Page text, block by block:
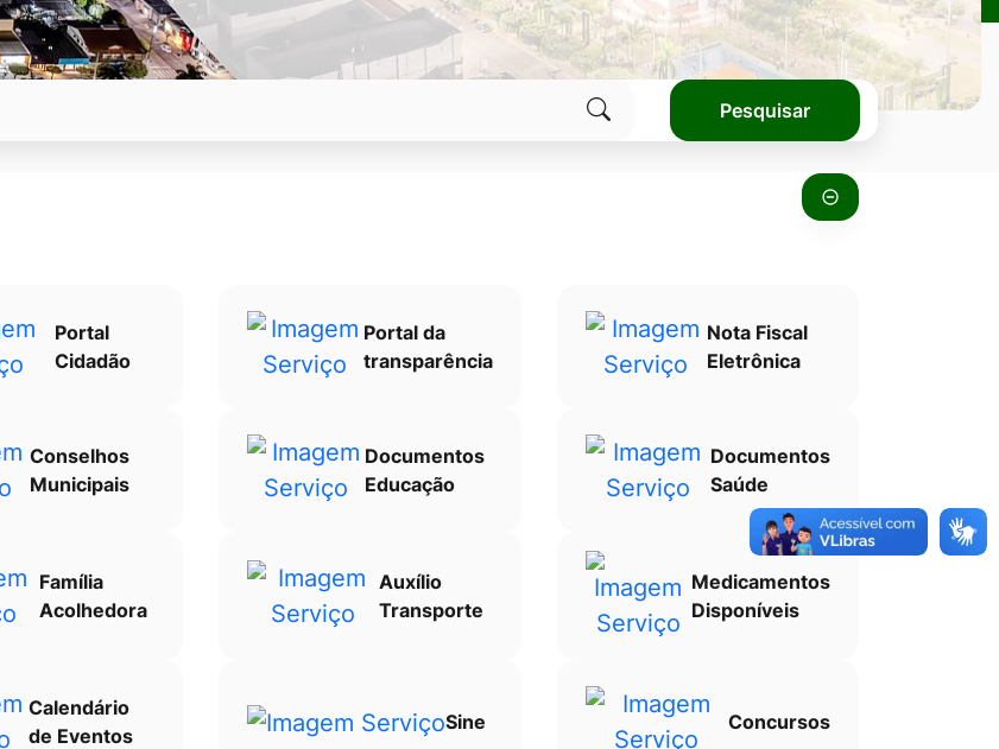
Clique
Pesquisar
Portal
Cidadão
Portal da
transparência
Nota Fiscal
Eletrônica
Conselhos
Municipais
Documentos
Educação
Documentos
Saúde
Família
Acolhedora
Auxílio
Transporte
Medicamentos
Disponíveis
Calendário
de Eventos
Sine Concursos